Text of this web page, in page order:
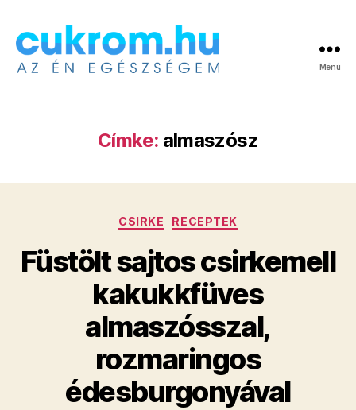
Menü
Címke: almaszósz
Kategóriák
CSIRKE RECEPTEK
Füstölt sajtos csirkemell
kakukkfüves
almaszósszal,
rozmaringos
édesburgonyával